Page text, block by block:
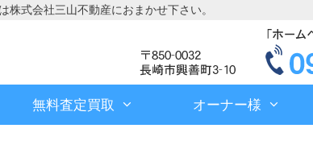
式会社三山不動産におまかせ下さい。
無料査定買取 オーナー様